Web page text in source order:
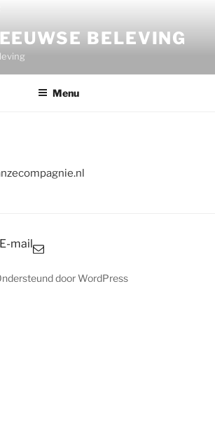
BELEVING
Menu
E-mail
door WordPress